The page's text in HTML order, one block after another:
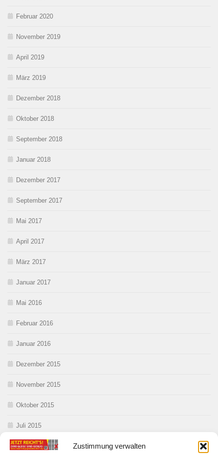
Zustimmung verwalten
Februar 2020
November 2019
April 2019
März 2019
Dezember 2018
Oktober 2018
September 2018
Januar 2018
Dezember 2017
September 2017
Mai 2017
April 2017
März 2017
Januar 2017
Mai 2016
Februar 2016
Januar 2016
Dezember 2015
November 2015
Oktober 2015
Juli 2015
Juni 2015